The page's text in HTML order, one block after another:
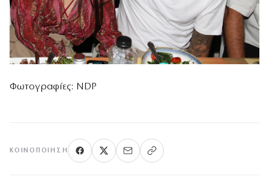
Φωτογραφίες: NDP
ΚΟΙΝΟΠΟΊΗΣΗ